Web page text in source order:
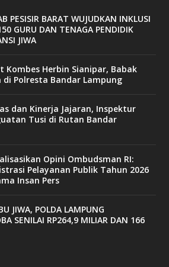
PESISIR BARAT WUJUDKAN INKLUSI
GURU DAN TENAGA PENDIDIK
JIWA
Kombes Herbin Sianipar, Babak
di Polresta Bandar Lampung
dan Kinerja Jajaran, Inspektur
Tusi di Rutan Bandar
Opini Ombudsman RI:
Pelayanan Publik Tahun 2026
Insan Pers
JIWA, POLDA LAMPUNG
SENILAI RP264,9 MILIAR DAN 166